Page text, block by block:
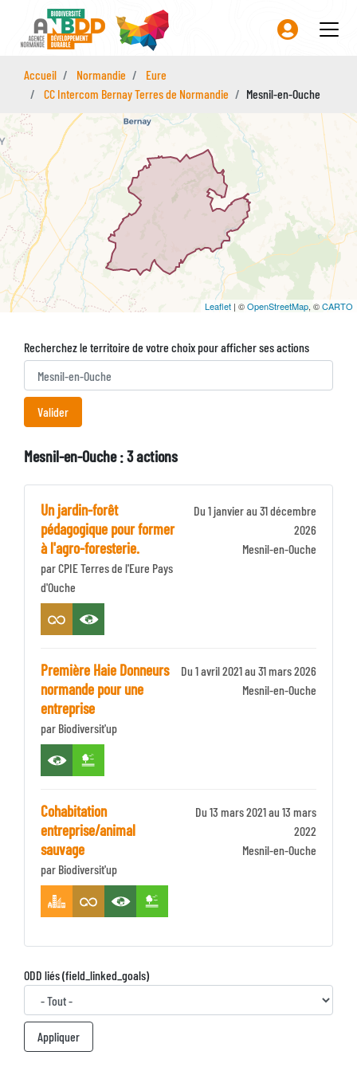
contenu
Accueil Normandie
Eure
CC Intercom Bernay Terres de Normandie
Mesnil-en-Ouche
Leaflet | ©OpenStreetMap, ©CARTO
Recherchez le territoire de votre choix pour afficher ses actions
Mesnil-en-Ouche : 3 actions
Un jardin-forêt
pédagogique pour former
à l'agro-foresterie.
par CPIE Terres de l'Eure Pays
d'Ouche
Du 1 janvier au 31 décembre
2026
Mesnil-en-Ouche
Première Haie Donneurs
normande pour une
entreprise
par Biodiversit'up
Du 1 avril 2021 au 31 mars 2026
Mesnil-en-Ouche
Cohabitation
entreprise/animal
sauvage
par Biodiversit'up
Du 13 mars 2021 au 13 mars
2022
Mesnil-en-Ouche
ODD liés (field_linked_goals)